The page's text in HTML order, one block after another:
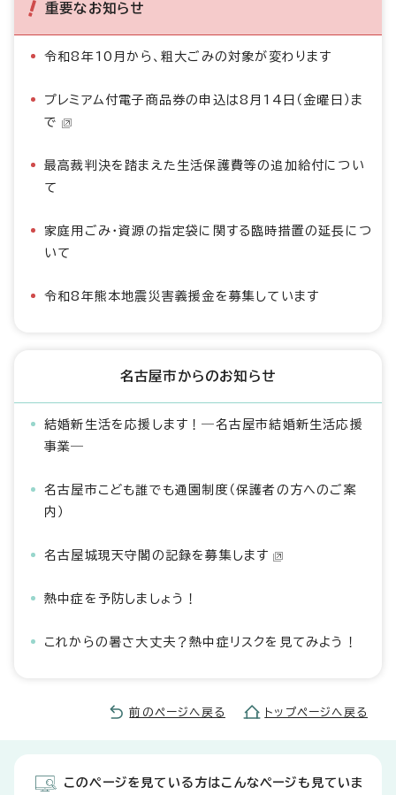
重要なお知らせ
令和8年10月から、粗大ごみの対象が変わります
プレミアム付電子商品券の申込は8月14日（金曜日）ま
で
最高裁判決を踏まえた生活保護費等の追加給付につい
て
家庭用ごみ・資源の指定袋に関する臨時措置の延長につ
いて
令和8年熊本地震災害義援金を募集しています
名古屋市からのお知らせ
結婚新生活を応援します！―名古屋市結婚新生活応援
事業―
名古屋市こども誰でも通園制度（保護者の方へのご案
内）
名古屋城現天守閣の記録を募集します
熱中症を予防しましょう！
これからの暑さ大丈夫？熱中症リスクを見てみよう！
前のページへ戻る トップページへ戻る
このページを見ている方はこんなページも見ていま